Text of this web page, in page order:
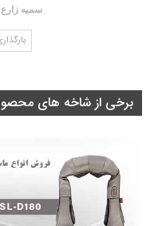
سمیه زارع
برخی از شاخه های